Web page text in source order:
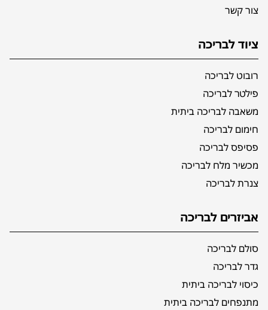
צור קשר
ציוד לבריכה
רובוט לבריכה
פילטר לבריכה
משאבה לבריכה ביתית
חימום לבריכה
פסיפס לבריכה
מכשיר מלח לבריכה
צנרת לבריכה
אביזרים לבריכה
סולם לבריכה
גדר לבריכה
כיסוי לבריכה ביתית
מתנפחים לבריכה ביתית